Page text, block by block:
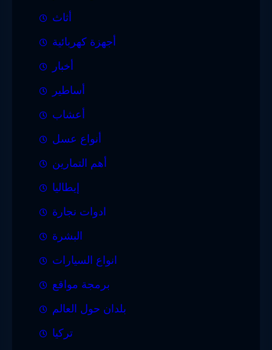
أثاث
أجهزة كهربائية
أخبار
أساطير
أعشاب
أنواع عسل
أهم التمارين
إيطاليا
ادوات نجارة
البشرة
انواع السيارات
برمجة مواقع
بلدان حول العالم
تركيا